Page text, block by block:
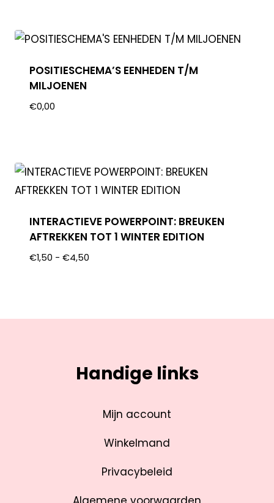
POSITIESCHEMA’S EENHEDEN T/M
MILJOENEN
€0,00
INTERACTIEVE POWERPOINT: BREUKEN
AFTREKKEN TOT 1 WINTER EDITION
€1,50 - €4,50
Handige links
Mijn account
Winkelmand
Privacybeleid